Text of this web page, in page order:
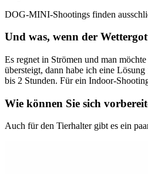
DOG-MINI-Shootings finden
Und was, wenn der
Es regnet in Strömen und man
übersteigt, dann habe ich eine
bis 2 Stunden. Für ein Indoor-
Wie können Sie sich
Auch für den Tierhalter gibt es ein